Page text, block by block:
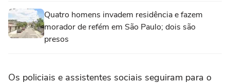
Quatro homens invadem residência e fazem
morador de refém em São Paulo; dois são
presos
Os policiais e assistentes sociais seguiram para o